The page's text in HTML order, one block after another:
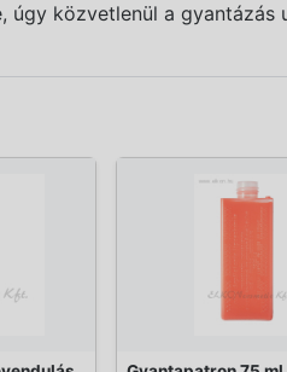
úgy közvetlenül a